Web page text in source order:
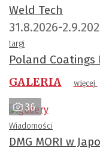
Weld Tech
31.8.2026-
targi
Poland Coatings
GALERIA
więcej
36
Wiadomości
DMG MORI w